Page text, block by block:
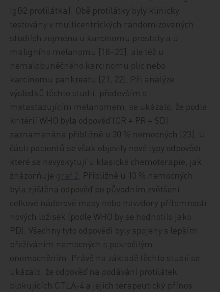
IgG2 protilátka). Obě protilátky byly klinicky
testovány v multicentrických randomizovaných
studiích zejména u karcinomu prostaty a u
maligního melanomu [18–20], ale též u
nemalobuněčného karcinomu plic nebo
karcinomu pankreatu [21, 22]. Při analýze
výsledků těchto studií, především s
metastazujícím melanomem, se ukázalo, že podle
kritérií WHO byla odpověď (CR + PR + SD)
zaznamenána přibližně u 30 % nemocných [23]. U
části pacientů se však objevily nové typy odpovědi,
které se nevyskytují u klasické chemoterapie, jak
znázorňuje
. Přibližně u 10 % nemocných
byla zjištěna odpověď po původním zvětšení
celkové nádorové masy nebo navzdory přítomnosti
nových ložisek (podle WHO by se hodnotilo jako
PD). Všechny tyto odpovědi byly spojeny s lepším
přežíváním nemocných s pokročilým
onemocněním. Právě na základě těchto studií se
ukázalo, že odpověď na podávání protilátek
blokujících CTLA-4 a jejich terapeutický přínos